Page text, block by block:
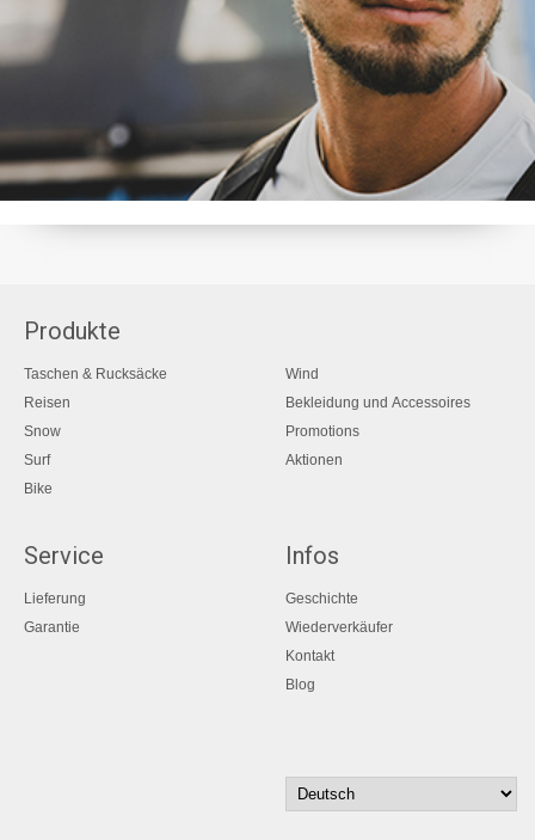
Produkte
Taschen & Rucksäcke
Reisen
Snow
Surf
Bike
Wind
Bekleidung und Accessoires
Promotions
Aktionen
Service
Lieferung
Garantie
Infos
Geschichte
Wiederverkäufer
Kontakt
Blog